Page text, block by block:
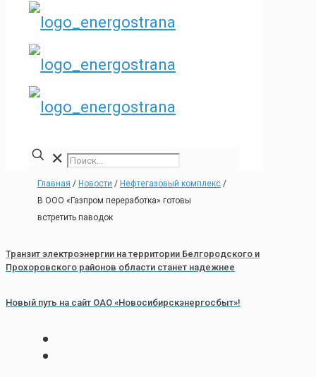
✕
Главная / Новости / Нефтегазовый комплекс /
В ООО «Газпром переработка» готовы
встретить паводок
Транзит электроэнергии на территории Белгородского и
Прохоровского районов области станет надежнее
Новый путь на сайт ОАО «Новосибирскэнергосбыт»!